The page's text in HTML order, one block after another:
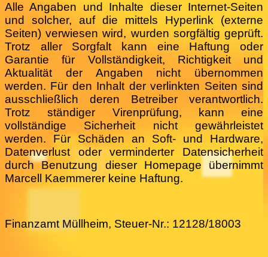
Alle Angaben und Inhalte dieser Internet-Seiten
und solcher, auf die mittels Hyperlink (externe
Seiten) verwiesen wird, wurden sorgfältig geprüft.
Trotz aller Sorgfalt kann eine Haftung oder
Garantie für Vollständigkeit, Richtigkeit und
Aktualität der Angaben nicht übernommen
werden. Für den Inhalt der verlinkten Seiten sind
ausschließlich deren Betreiber verantwortlich.
Trotz ständiger Virenprüfung, kann eine
vollständige Sicherheit nicht gewährleistet
werden. Für Schäden an Soft- und Hardware,
Datenverlust oder verminderter Datensicherheit
durch Benutzung dieser Homepage übernimmt
Marcell Kaemmerer keine Haftung.
Finanzamt Müllheim, Steuer-Nr.: 12128/18003